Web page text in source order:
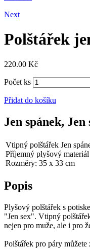
Next
Polštářek
220.00 Kč
Počet ks
Přidat do košíku
Jen spánek,
Vtipný polštářek Jen
Příjemný plyšový materiál
Rozměry: 35 x 33 cm
Popis
Plyšový polštářek s
"Jen sex". Vtipný
nejen pro muže, ale i pro
Polštářek pro páry